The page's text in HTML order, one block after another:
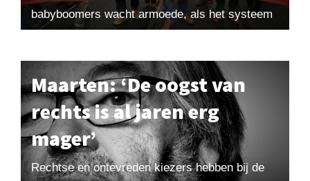
babyboomers wacht armoede, als het systeem
Maarten: ‘De oogst van
rechts is al jaren erg
mager’
Rechtse en ontevreden kiezers hebben bij de